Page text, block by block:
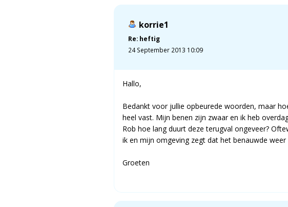
korrie1
Re: heftig
24 September 2013 10:09
Hallo,
Bedankt voor jullie opbeurede woorden, maar
heel vast. Mijn benen zijn zwaar en ik heb
Rob hoe lang duurt deze terugval ongeveer?
ik en mijn omgeving zegt dat het benauwde
Groeten